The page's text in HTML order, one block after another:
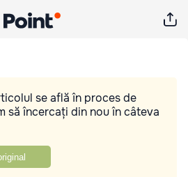
se află în proces de
să încercați din nou în câteva